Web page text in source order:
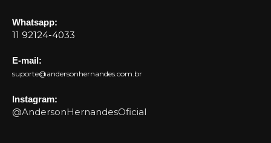
Whatsapp:
11 92124-4033
E-mail:
suporte@andersonhernandes.com.br
Instagram:
@AndersonHernandesOficial